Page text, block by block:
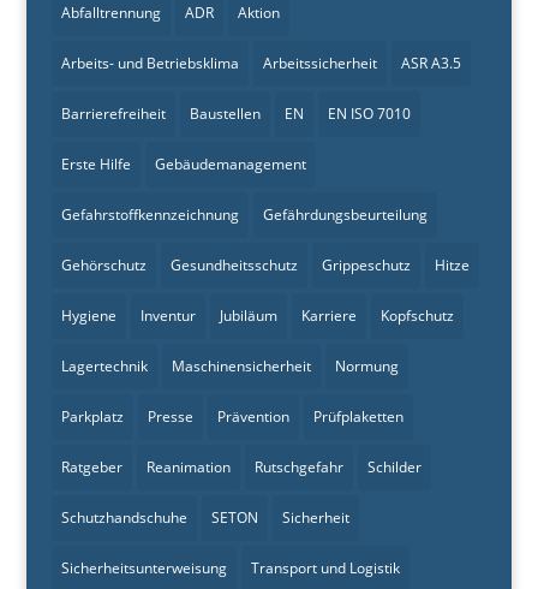
Abfalltrennung ADR Aktion
Arbeits- und Betriebsklima Arbeitssicherheit ASR A3.5
Barrierefreiheit Baustellen EN EN ISO 7010
Erste Hilfe Gebäudemanagement
Gefahrstoffkennzeichnung Gefährdungsbeurteilung
Gehörschutz Gesundheitsschutz Grippeschutz Hitze
Hygiene Inventur Jubiläum Karriere Kopfschutz
Lagertechnik Maschinensicherheit Normung
Parkplatz Presse Prävention Prüfplaketten
Ratgeber Reanimation Rutschgefahr Schilder
Schutzhandschuhe SETON Sicherheit
Sicherheitsunterweisung Transport und Logistik